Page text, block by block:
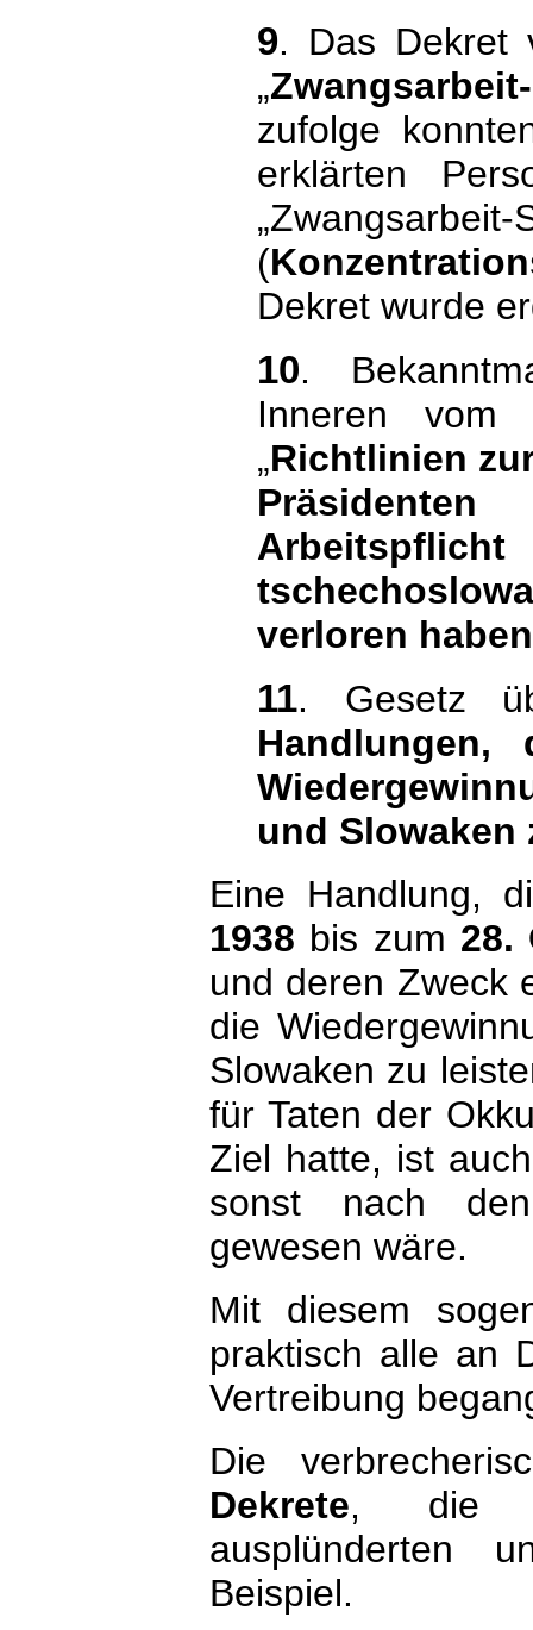
9. Das
„
zufolge
erklärten
„Zwangsarbeit-
(
Dekret wurde
10.
Inneren vom
„Richtlinien
verloren haben
11. Gesetz
und Slowaken
Eine Handlung,
1938 bis zum 28.
und deren Zweck
die
Slowaken zu
für Taten der
Ziel hatte, ist
sonst nach
gewesen wäre.
Mit diesem
praktisch alle an
Vertreibung
Die
Dekrete, die
ausplünderten
Beispiel.